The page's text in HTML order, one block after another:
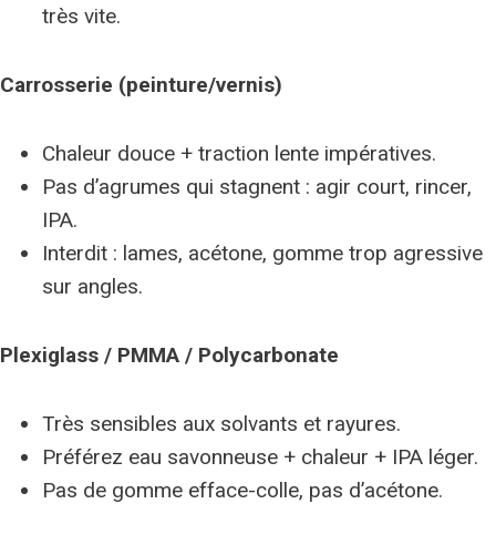
très vite.
Carrosserie (peinture/vernis)
Chaleur douce + traction lente impératives.
Pas d’agrumes qui stagnent : agir court, rincer,
IPA.
Interdit : lames, acétone, gomme trop agressive
sur angles.
Plexiglass / PMMA / Polycarbonate
Très sensibles aux solvants et rayures.
Préférez eau savonneuse + chaleur + IPA léger.
Pas de gomme efface-colle, pas d’acétone.